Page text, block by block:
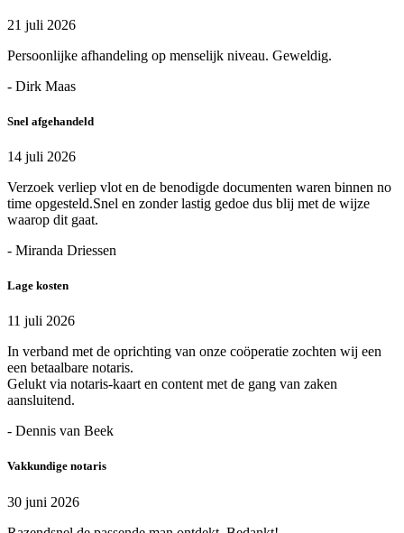
21 juli 2026
Persoonlijke afhandeling op menselijk niveau. Geweldig.
- Dirk Maas
Snel afgehandeld
14 juli 2026
Verzoek verliep vlot en de benodigde documenten waren binnen no
time opgesteld.Snel en zonder lastig gedoe dus blij met de wijze
waarop dit gaat.
- Miranda Driessen
Lage kosten
11 juli 2026
In verband met de oprichting van onze coöperatie zochten wij een
een betaalbare notaris.
Gelukt via notaris-kaart en content met de gang van zaken
aansluitend.
- Dennis van Beek
Vakkundige notaris
30 juni 2026